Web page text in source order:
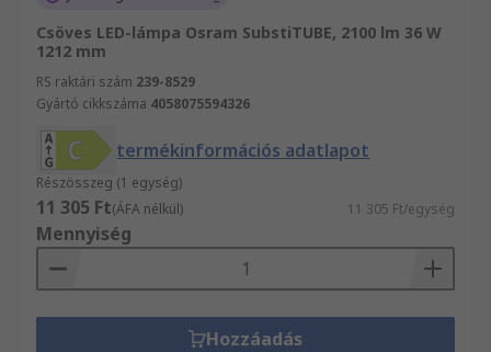
Csöves LED-lámpa Osram SubstiTUBE, 2100 lm 36 W
1212 mm
RS raktári szám 239-8529
Gyártó cikkszáma 4058075594326
termékinformációs adatlapot
Részösszeg (1 egység)
11 305 Ft(ÁFA nélkül) 11 305 Ft/egység
Mennyiség
Hozzáadás